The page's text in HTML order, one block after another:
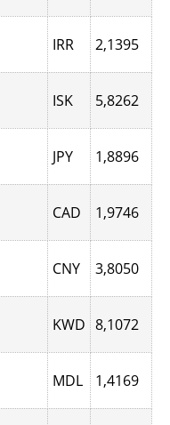
IRR 2,1395
ISK 5,8262
JPY 1,8896
CAD 1,9746
CNY 3,8050
KWD 8,1072
MDL 1,4169